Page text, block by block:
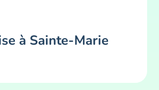
à Sainte-Marie